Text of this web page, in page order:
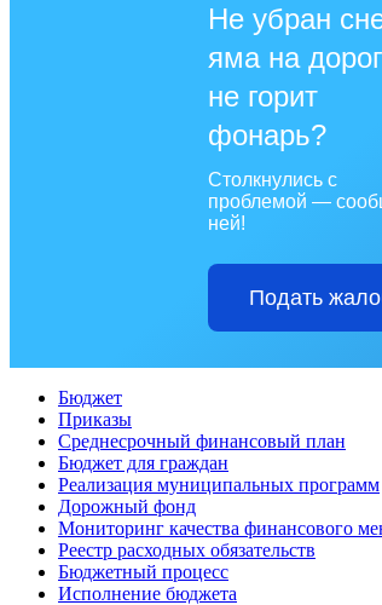
Не убран
яма на
не горит
фонарь?
Столкнулись с
проблемой —
ней!
Подать
Бюджет
Приказы
Среднесрочный финансовый план
Бюджет для граждан
Реализация муниципальных программ
Дорожный фонд
Мониторинг качества финансового
Реестр расходных обязательств
Бюджетный процесс
Исполнение бюджета